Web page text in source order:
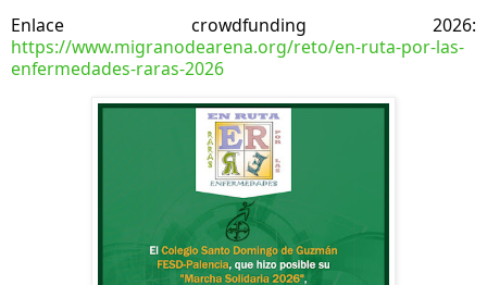
https://www.migranodearena.org/reto/en-ruta-por-las-
enfermedades-raras-2026